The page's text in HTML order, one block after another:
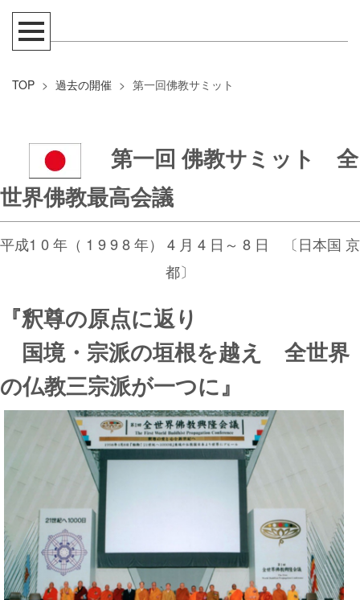
TOP > 過去の開催 > 第一回佛教サミット
第一回 佛教サミット 全
世界佛教最高会議
平成1 0 年（ 1 9 9 8 年） 4 月 4 日～ 8 日 〔日本国 京
都〕
『釈尊の原点に返り
国境・宗派の垣根を越え 全世界
の仏教三宗派が一つに』